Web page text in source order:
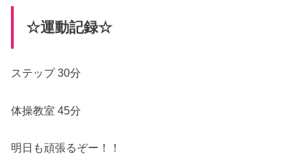
☆運動記録☆
ステップ 30分
体操教室 45分
明日も頑張るぞー！！